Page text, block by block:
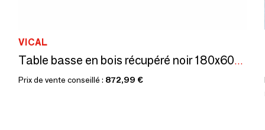
VICAL
Table basse en bois récupéré noir 180x60x36 cm
Prix de vente conseillé : 872,99 €